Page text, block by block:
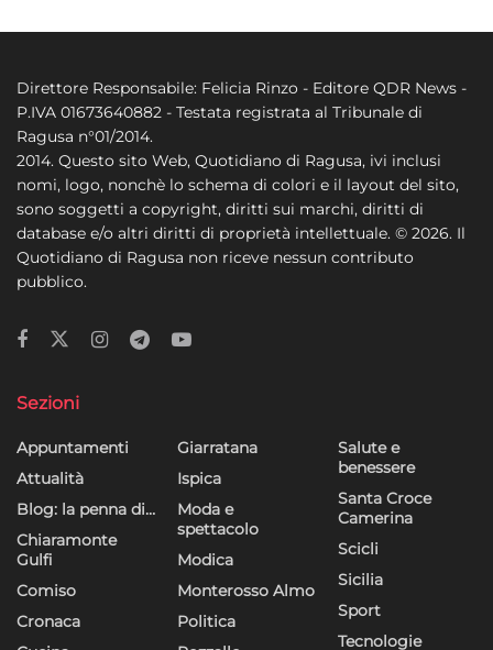
Direttore Responsabile: Felicia Rinzo - Editore QDR News -
P.IVA 01673640882 - Testata registrata al Tribunale di
Ragusa n°01/2014.
2014. Questo sito Web, Quotidiano di Ragusa, ivi inclusi
nomi, logo, nonchè lo schema di colori e il layout del sito,
sono soggetti a copyright, diritti sui marchi, diritti di
database e/o altri diritti di proprietà intellettuale. © 2026. Il
Quotidiano di Ragusa non riceve nessun contributo
pubblico.
Sezioni
Appuntamenti
Attualità
Blog: la penna di…
Chiaramonte
Gulfi
Comiso
Cronaca
Giarratana
Ispica
Moda e
spettacolo
Modica
Monterosso Almo
Politica
Salute e
benessere
Santa Croce
Camerina
Scicli
Sicilia
Sport
Tecnologie